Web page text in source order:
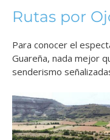
Rutas por
Para conocer el
Guareña, nada mejor
senderismo